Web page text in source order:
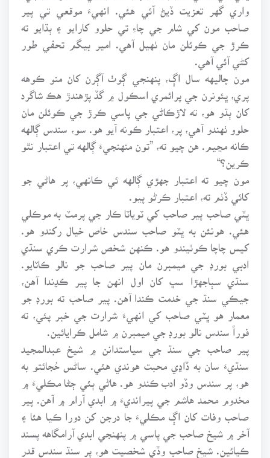
واري گهر تعزيت ڏيڻ آئي هئي. انهيءَ موقعي تي پير
صاحب مون کي شام جي چاءِ تي حلوو کارايو ۽ ٻڌايو ته
ڪرڙ جي ڪوئلن مان ٺهيل آهي. امير بيگم تحفي طور
کڻي آئي آهي.
مون چاليهه سال اڳ، پنهنجي ڳوٺ آڳرن کان منو ڪوهه
پري، ڀئونرن جي پرائمري اسڪول ۾ گڏ پڙهندڙ هڪ شاگرد
کان ٻڌو هو، ته لاڙڪاڻي جي پاسي ڪرڙ جي ڪوئلن مان
حلوو ٺهندو آهي، پر، اعتبار ڪونه آيو هو. سو، سندس ڳالهه
ڪانه مڃيم. هن چيو ته، ”تون منهنجيءَ ڳالهه تي اعتبار نٿو
ڪرين؟“
مون چيو ته اعتبار جهڙي ڳالهه ئي ڪانهي، پر هاڻي جو
کائي ڏٺم ته، اعتبار ڪرڻو پيو.
ڀٽي صاحب پير صاحب کي ٽوياٽا ڪار جي پرمٽ به موڪلي
هئي. هونئن به ڀٽو صاحب سندس خاص خيال رکندو هو.
کيس چاچا ڪوٺيندو هو. ڪنهن شخص شرارت ڪري سنڌي
ادبي بورڊ جي ميمبرن مان پير صاحب جو نالو ڪاٽايو.
سنڌي سٻاجهڙا سڀ کان اول انهن جا پير ڪڍندا آهن،
جيڪي سنڌ جي خدمت ڪندا آهن. پير صاحب ته بورڊ جو
معمار هو ڀٽي صاحب کي انهيءَ شرارت جي خبر پئي، ته
فوراً سندس نالو بورڊ جي ميمبرن ۾ شامل ڪرايائين.
پير صاحب جي سنڌ جي سياستدانن ۾ شيخ عبدالمجيد
سنڌيءَ سان به ڏاڍي محبت هوندي هئي. ساڻس حُجائتو به
هو، پر سندس وڏو ادب ڪندو هو. هاڻي ٻئي ڄڻا مڪليءَ ۾
مخدوم محمد هاشم جي پيرانديءَ ۾ ابدي آرام ۾ آهن. پير
صاحب وفات کان اڳ مڪليءَ جا درجن کن دورا ڪيا هئا ۽
آخر ۾ شيخ صاحب جي پاسي ۾ پنهنجي ابدي آرامگاهه پسند
ڪيائين. شيخ صاحب وڏي شخصيت هو، پر سنڌ سندس قدر